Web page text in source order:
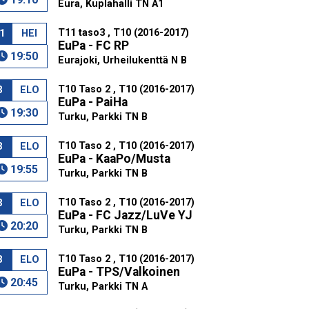
Eura, Kuplahalli TN A1
HEI
19:50
T11 taso3 , T10 (2016-2017)
EuPa - FC RP
Eurajoki, Urheilukenttä N B
ELO
19:30
T10 Taso 2 , T10 (2016-2017)
EuPa - PaiHa
Turku, Parkki TN B
ELO
19:55
T10 Taso 2 , T10 (2016-2017)
EuPa - KaaPo/Musta
Turku, Parkki TN B
ELO
20:20
T10 Taso 2 , T10 (2016-2017)
EuPa - FC Jazz/LuVe YJ
Turku, Parkki TN B
ELO
20:45
T10 Taso 2 , T10 (2016-2017)
EuPa - TPS/Valkoinen
Turku, Parkki TN A